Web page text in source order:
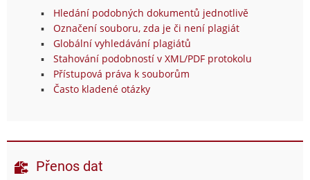
Hledání podobných dokumentů jednotlivě
Označení souboru, zda je či není plagiát
Globální vyhledávání plagiátů
Stahování podobností v XML/PDF protokolu
Přístupová práva k souborům
Často kladené otázky
Přenos dat